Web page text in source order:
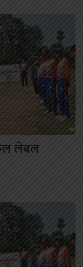
लेबल